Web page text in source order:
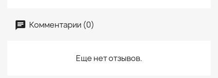
Комментарии (0)
Еще нет отзывов.